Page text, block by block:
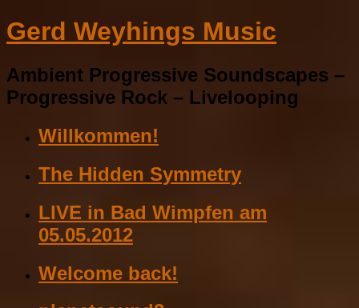
Gerd Weyhings Music
Ambient Progressive Soundscapes –
Progressive Rock – Livelooping
Willkommen!
The Hidden Symmetry
LIVE in Bad Wimpfen am
05.05.2012
Welcome back!